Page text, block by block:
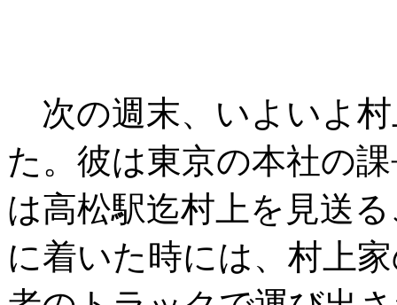
次の週末、いよいよ
た。彼は東京の本社の
は高松駅迄村上を見送
に着いた時には、村上